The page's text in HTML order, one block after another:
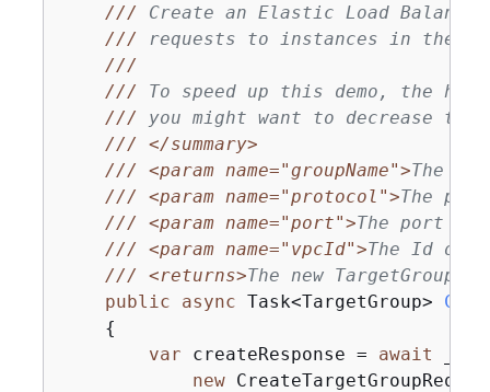
/// Create an Elastic Load
/// requests to instances in the
///
/// To speed up this demo, the
/// you might want to decrease
///
</summary>
///
<param name="groupName">The
///
<param name="protocol">The
///
<param name="port">The port to
///
<param name="vpcId">The Id of
///
<returns>The new TargetGroup
public
async Task<TargetGroup>
{
var createResponse = await
new